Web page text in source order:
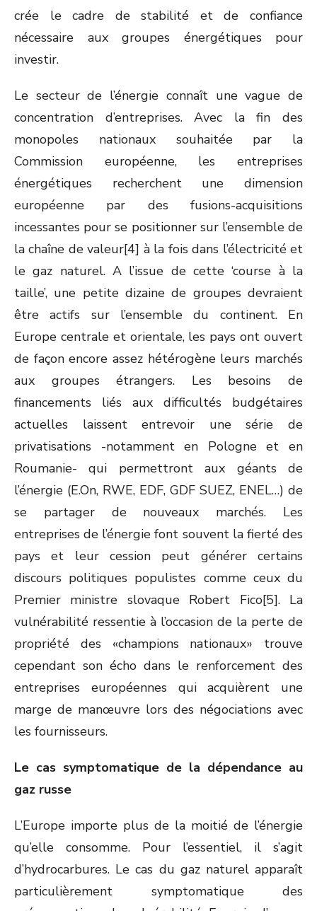
crée le cadre de stabilité et de confiance
nécessaire aux groupes énergétiques pour
investir.
Le secteur de l’énergie connaît une vague de
concentration d’entreprises. Avec la fin des
monopoles nationaux souhaitée par la
Commission européenne, les entreprises
énergétiques recherchent une dimension
européenne par des fusions-acquisitions
incessantes pour se positionner sur l’ensemble de
la chaîne de valeur[4] à la fois dans l’électricité et
le gaz naturel. A l’issue de cette ‘course à la
taille’, une petite dizaine de groupes devraient
être actifs sur l’ensemble du continent. En
Europe centrale et orientale, les pays ont ouvert
de façon encore assez hétérogène leurs marchés
aux groupes étrangers. Les besoins de
financements liés aux difficultés budgétaires
actuelles laissent entrevoir une série de
privatisations -notamment en Pologne et en
Roumanie- qui permettront aux géants de
l’énergie (E.On, RWE, EDF, GDF SUEZ, ENEL…) de
se partager de nouveaux marchés. Les
entreprises de l’énergie font souvent la fierté des
pays et leur cession peut générer certains
discours politiques populistes comme ceux du
Premier ministre slovaque Robert Fico[5]. La
vulnérabilité ressentie à l’occasion de la perte de
propriété des «champions nationaux» trouve
cependant son écho dans le renforcement des
entreprises européennes qui acquièrent une
marge de manœuvre lors des négociations avec
les fournisseurs.
Le cas symptomatique de la dépendance au
gaz russe
L’Europe importe plus de la moitié de l’énergie
qu’elle consomme. Pour l’essentiel, il s’agit
d’hydrocarbures. Le cas du gaz naturel apparaît
particulièrement symptomatique des